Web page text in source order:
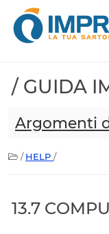
/ GUIDA
Argomenti
/HELP /
13.7